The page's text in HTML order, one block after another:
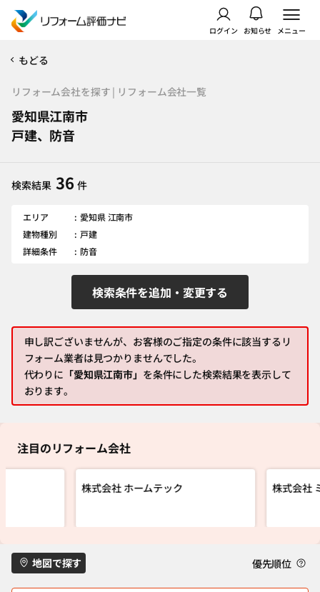
ログイン お知らせ メニュー
もどる
リフォーム会社を探す | リフォーム会社一覧
愛知県江南市
戸建、防音
検索結果 36 件
エリア
愛知県 江南市
建物種別
戸建
詳細条件
防音
検索条件を追加・変更する
申し訳ございませんが、お客様のご指定の条件に該当するリ
フォーム業者は見つかりませんでした。
代わりに 「愛知県江南市」 を条件にした検索結果を表示して
おります。
注目のリフォーム会社
株式会社 ホームテック 株式会社
地図で探す 優先順位